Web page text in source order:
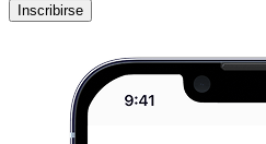
Inscribirse